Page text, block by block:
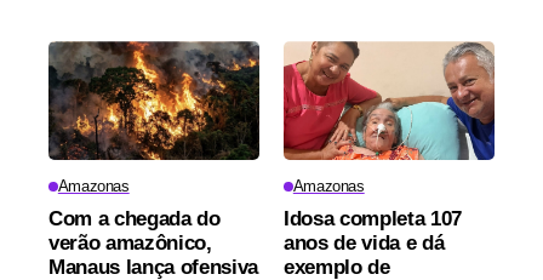
Amazonas
Com a chegada do
verão amazônico,
Manaus lança ofensiva
Amazonas
Idosa completa 107
anos de vida e dá
exemplo de